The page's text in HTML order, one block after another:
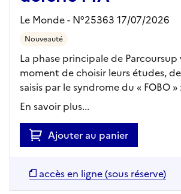
Le Monde - N°25363 17/07/2026
Nouveauté
La phase principale de
moment de choisir leurs études,
saisis par le syndrome du « FOBO
En savoir plus...
Ajouter au panier
accès en ligne (sous réserve)